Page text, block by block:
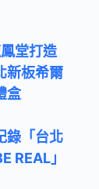
堂打造
新板希爾
盒
錄「台北
REAL」